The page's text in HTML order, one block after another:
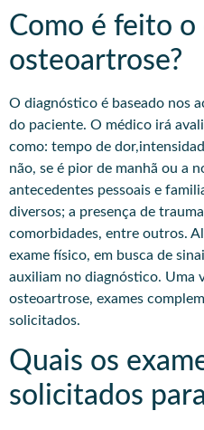
Como é feito
osteoartrose?
O diagnóstico é baseado nos
do paciente. O médico irá
como: tempo de
não, se é pior de manhã ou a
antecedentes pessoais e
diversos; a presença de
comorbidades, entre outros.
exame físico, em busca de
auxiliam no diagnóstico. Uma
osteoartrose, exames
solicitados.​
Quais os
solicitados